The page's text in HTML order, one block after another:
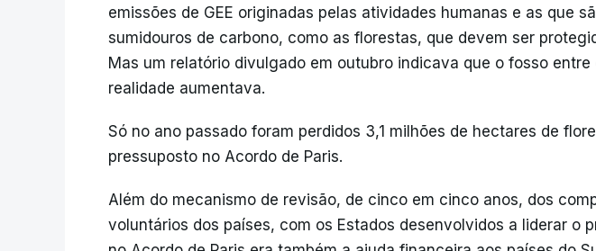
emissões de GEE originadas pelas atividades humanas e as que
sumidouros de carbono, como as florestas, que devem ser
Mas um relatório divulgado em outubro indicava que o fosso entre
realidade aumentava.
Só no ano passado foram perdidos 3,1 milhões de hectares de
pressuposto no Acordo de Paris.
Além do mecanismo de revisão, de cinco em cinco anos, dos
voluntários dos países, com os Estados desenvolvidos a liderar o